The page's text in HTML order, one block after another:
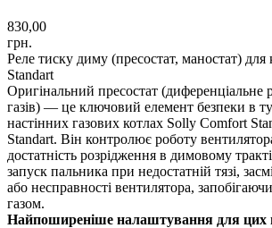
830,00
грн.
Реле тиску диму (пресостат, маностат) для
Standart
Оригінальний пресостат (диференціальне
газів) — це ключовий елемент безпеки в
настінних газових котлах Solly Comfort
Standart. Він контролює роботу
достатність розрідження в димовому
запуск пальника при недостатній тязі,
або несправності вентилятора,
газом.
Найпоширеніше налаштування для цих